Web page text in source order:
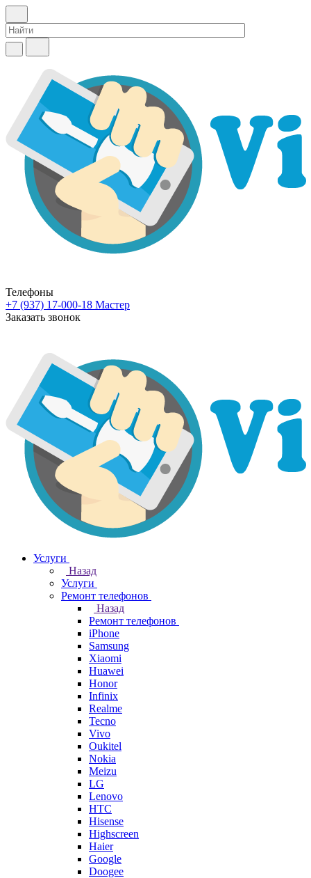
Телефоны
+7 (937) 17-000-18 Мастер
Заказать звонок
Услуги
Назад
Услуги
Ремонт телефонов
Назад
Ремонт телефонов
iPhone
Samsung
Xiaomi
Huawei
Honor
Infinix
Realme
Tecno
Vivo
Oukitel
Nokia
Meizu
LG
Lenovo
HTC
Hisense
Highscreen
Haier
Google
Doogee